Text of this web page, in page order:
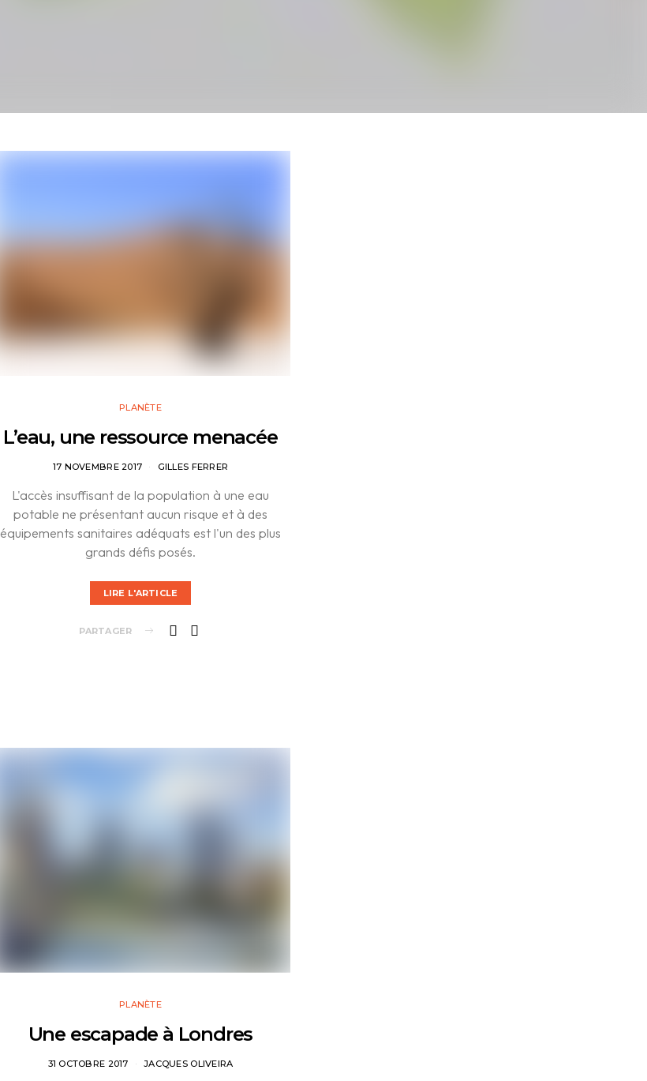
PLANÈTE
L’eau, une ressource menacée
17 NOVEMBRE 2017 GILLES FERRER
L'accès insuffisant de la population à une eau
potable ne présentant aucun risque et à des
équipements sanitaires adéquats est l'un des plus
grands défis posés.
LIRE L'ARTICLE
PARTAGER
PLANÈTE
Une escapade à Londres
31 OCTOBRE 2017 JACQUES OLIVEIRA